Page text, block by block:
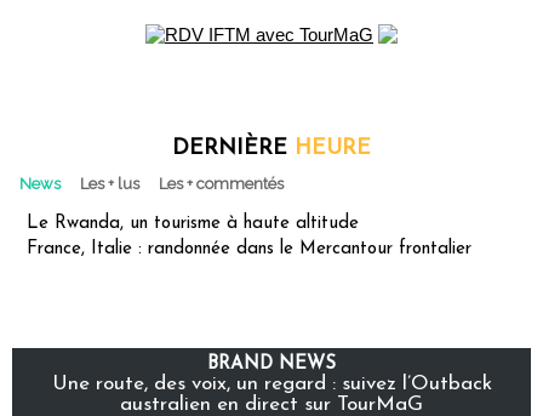
DERNIÈRE HEURE
News Les + lus Les + commentés
Le Rwanda, un tourisme à haute altitude
France, Italie : randonnée dans le Mercantour frontalier
BRAND NEWS
Une route, des voix, un regard : suivez l’Outback
australien en direct sur TourMaG